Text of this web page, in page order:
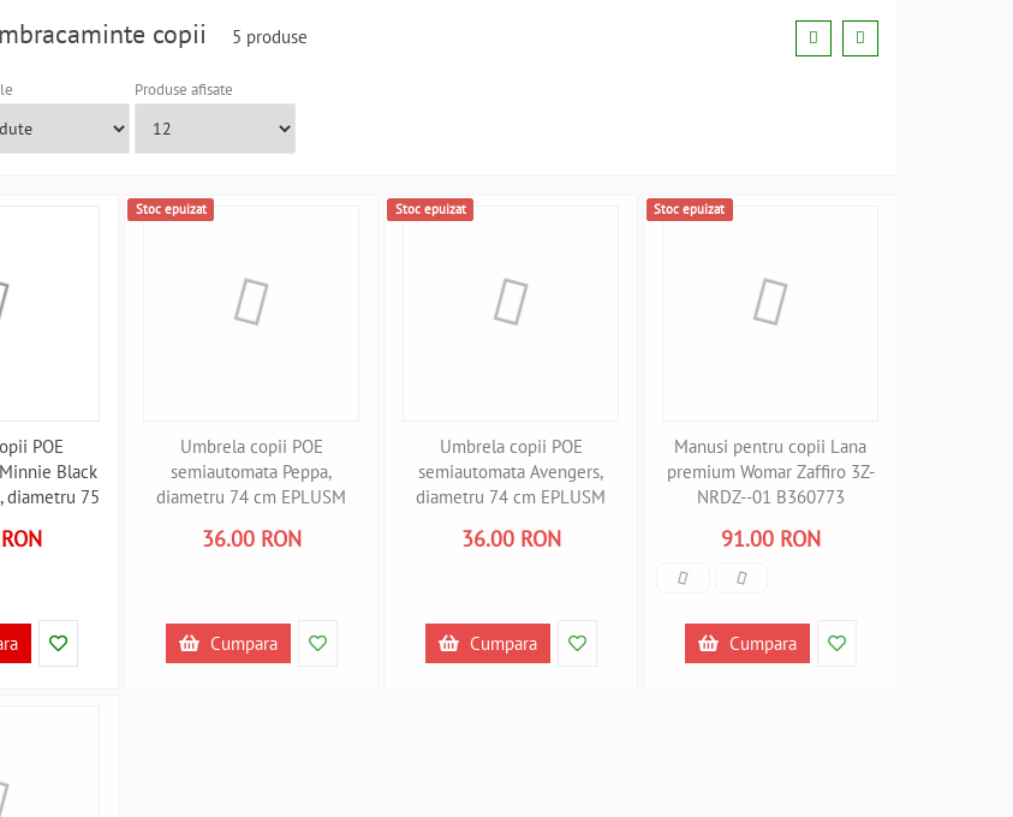
copii 5 produse
Produse afisate
POE
Black
diametru 75
Stoc epuizat
Umbrela copii POE
semiautomata Peppa,
diametru 74 cm EPLUSM
36.00 RON
Cumpara
Stoc epuizat
Umbrela copii POE
semiautomata Avengers,
diametru 74 cm EPLUSM
36.00 RON
Cumpara
Stoc epuizat
Manusi pentru copii Lana
premium Womar Zaffiro 3Z-
NRDZ--01 B360773
91.00 RON
Cumpara